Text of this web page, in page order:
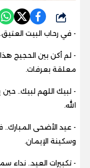
شارك
- في رحاب البيت
- لم أكن بين الحجيج
معلقة بعرفات.
- لبيك اللهم لبيك..
الله.
- عيد الأضحى
وسكينة الإيمان.
- تكبيرات العيد.. نداء